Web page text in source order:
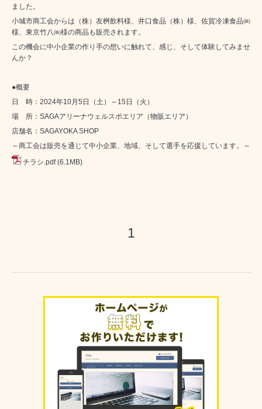
ました。
小城市商工会からは（株）友桝飲料様、井口食品（株）様、佐賀冷凍食品㈱
様、東京竹八㈱様の商品も販売されます。
この機会に中小企業の作り手の想いに触れて、感じ、そして体験してみませ
んか？
●概要
日 時：2024年10月5日（土）～15日（火）
場 所：SAGAアリーナウェルスポエリア（物販エリア）
店舗名：SAGAYOKA SHOP
～商工会は販売を通じて中小企業、地域、そして選手を応援しています。～
チラシ.pdf (6.1MB)
1